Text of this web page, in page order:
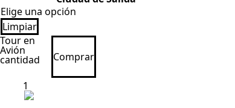
Limpiar
Tour en
Avión
cantidad Comprar